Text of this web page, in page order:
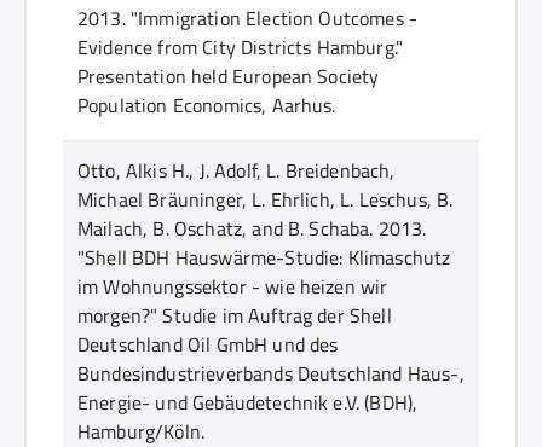
2013."Immigration Election Outcomes -
Evidence from City Districts Hamburg."
Presentation held European Society
Population Economics, Aarhus.
Otto, Alkis H., J. Adolf, L. Breidenbach,
Michael Bräuninger, L. Ehrlich, L. Leschus, B.
Mailach, B. Oschatz, and B. Schaba. 2013.
"Shell BDH Hauswärme-Studie: Klimaschutz
im Wohnungssektor - wie heizen wir
morgen?" Studie im Auftrag der Shell
Deutschland Oil GmbH und des
Bundesindustrieverbands Deutschland Haus-,
Energie- und Gebäudetechnik e.V. (BDH),
Hamburg/Köln.